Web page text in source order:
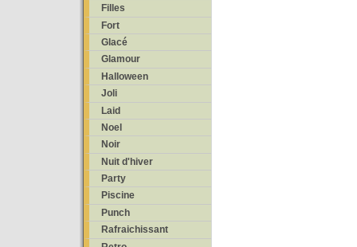
Filles
Fort
Glacé
Glamour
Halloween
Joli
Laid
Noel
Noir
Nuit d'hiver
Party
Piscine
Punch
Rafraichissant